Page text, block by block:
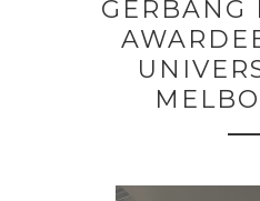
GERBANG